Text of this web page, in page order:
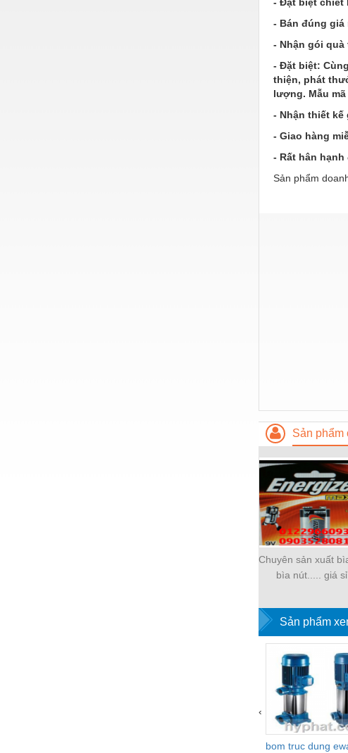
- Đặt biệt chiết
- Bán đúng giá
- Nhận gói quà
- Đặt biệt:
thiện, phát
lượng. Mẫu
- Nhận thiết kế
- Giao hàng
- Rất hân
Sản phẩm
Sản phẩm
Chuyên sản xuất
bìa nút..... giá sỉ
Sản phẩm
bom truc dung
‹